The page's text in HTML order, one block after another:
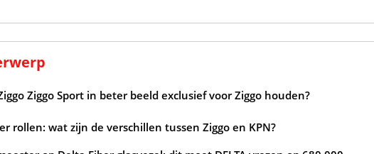
Ziggo Sport in beter beeld exclusief voor Ziggo houden?
rollen: wat zijn de verschillen tussen Ziggo en KPN?